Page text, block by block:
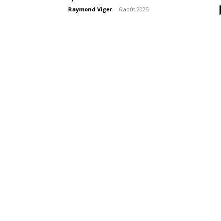
Raymond Viger - 6 août 2025